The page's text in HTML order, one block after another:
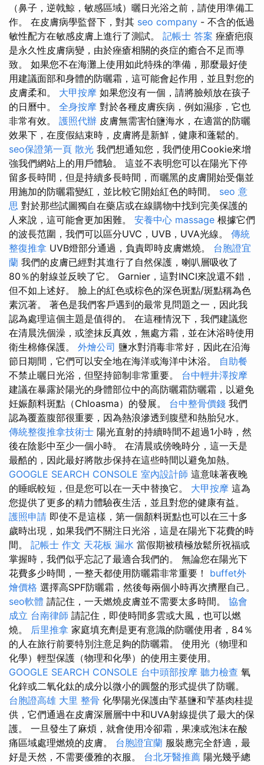
（鼻子，逆戟鯨，敏感區域）曬日光浴之前，請使用準備工
作。 在皮膚病學監督下，對其 seo company - 不含的低過
敏性配方在敏感皮膚上進行了測試。 記帳士 答案 痤瘡疤痕
是永久性皮膚病變，由於痤瘡相關的炎症的癒合不足而導
致。 如果您不在海灘上使用如此特殊的準備，那麼最好使
用建議面部和身體的防曬霜，這可能會起作用，並且對您的
皮膚柔和。 大甲按摩 如果您沒有一個，請將臉頰放在孩子
的日曆中。 全身按摩 對於各種皮膚疾病，例如濕疹，它也
非常有效。 護照代辦 皮膚無需害怕鹽海水，在適當的防曬
效果下，在度假結束時，皮膚將是新鮮，健康和蓬鬆的。
seo保證第一頁 散光 我們想通知您，我們使用Cookie來增
強我們網站上的用戶體驗。 這並不表明您可以在陽光下停
留多長時間，但是持續多長時間，而曬黑的皮膚開始受傷並
用施加的防曬霜變紅，並比較它開始紅色的時間。 seo 意
思 對於那些試圖獨自在藥店或在線購物中找到完美保護的
人來說，這可能會更加困難。 安養中心 massage 根據它們
的波長范圍，我們可以區分UVC，UVB，UVA光線。 傳統
整復推拿 UVB燈部分通過，負責即時皮膚燃燒。 台胞證宜
蘭 我們的皮膚已經對其進行了自然保護，喇叭層吸收了
80％的射線並反映了它。 Garnier，這對INCI來說還不錯，
但不如上述好。 臉上的紅色或棕色的深色斑點/斑點稱為色
素沉著。 著色是我們客戶遇到的最常見問題之一，因此我
認為處理這個主題是值得的。 在這種情況下，我們建議您
在清晨洗個澡，或塗抹反真效，無處方霜，並在沐浴時使用
衛生棉條保護。 外燴公司 鹽水對消毒非常好，因此在沿海
節日期間，它們可以安全地在海洋或海洋中沐浴。 自助餐
不禁止曬日光浴，但堅持節制非常重要。 台中輕井澤按摩
建議在暴露於陽光的身體部位中的高防曬霜防曬霜，以避免
妊娠顏料斑點（Chloasma）的發展。 台中整骨價錢 我們
認為覆蓋腹部很重要，因為熱浪滲透到腹壁和熱胎兒水。
傳統整復推拿技術士 陽光直射的持續時間不超過1小時，然
後在陰影中至少一個小時。 在清晨或傍晚時分，這一天是
最酷的，因此最好將散步保持在這些時間以避免加熱。
GOOGLE SEARCH CONSOLE 室內設計師 這意味著夜晚
的睡眠較短，但是您可以在一天中替換它。 大甲按摩 這為
您提供了更多的精力體驗夜生活，並且對您的健康有益。
護照申請 即使不是這樣，第一個顏料斑點也可以在三十多
歲時出現，如果我們不關注日光浴，這是在陽光下花費的時
間。 記帳士 作文 天花板 漏水 當假期被積極放鬆所祝福或
掌握時，我們似乎忘記了最適合我們的。 無論您在陽光下
花費多少時間，一整天都使用防曬霜非常重要！ buffet外
燴價格 選擇高SPF防曬霜，然後每兩個小時再次擠壓自己。
seo軟體 請記住，一天燃燒皮膚並不需要太多時間。 協會
成立 台南律師 請記住，即使時間多雲或大風，也可以燃
燒。 后里推拿 家庭填充劑是更有意識的防曬使用者，84％
的人在旅行前要特別注意足夠的防曬霜。 使用光（物理和
化學）輕型保護（物理和化學）的使用主要使用。
GOOGLE SEARCH CONSOLE 台中頭部按摩 聽力檢查 氧
化鋅或二氧化鈦的成分以微小的圓盤的形式提供了防曬。
台胞證高雄 大里 整骨 化學陽光保護由芐基鹽和芐基肉桂提
供，它們通過在皮膚深層層中中和UVA射線提供了最大的保
護。 一旦發生了麻煩，就會使用冷卻霜，果凍或泡沫在酸
痛區域處理燃燒的皮膚。 台胞證宜蘭 服裝應完全舒適，最
好是天然，不需要優雅的衣服。 台北牙醫推薦 陽光幾乎總